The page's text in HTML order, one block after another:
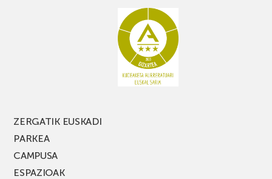
ZERGATIK EUSKADI
PARKEA
CAMPUSA
ESPAZIOAK